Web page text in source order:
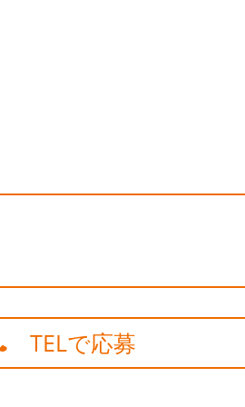
TELで応募